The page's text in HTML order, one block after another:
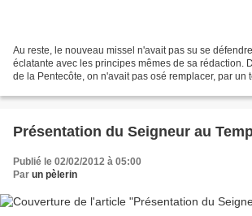
Au reste, le nouveau missel n'avait pas su se
éclatante avec les principes mêmes de sa rédaction.
de la Pentecôte, on n'avait pas osé remplacer, par un
Présentation du Seigneur au
Publié le 02/02/2012 à 05:00
Par un pèlerin